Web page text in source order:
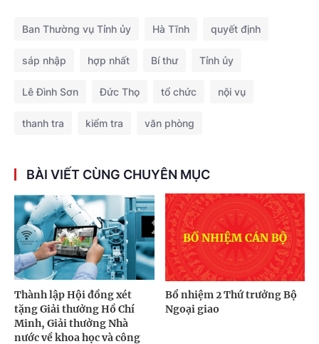
Ban Thường vụ Tỉnh ủy Hà Tĩnh quyết định
sáp nhập hợp nhất Bí thư Tỉnh ủy
Lê Đình Sơn Đức Thọ tổ chức nội vụ
thanh tra kiểm tra văn phòng
BÀI VIẾT CÙNG CHUYÊN MỤC
Thành lập Hội đồng xét
tặng Giải thưởng Hồ Chí
Minh, Giải thưởng Nhà
nước về khoa học và công
Bổ nhiệm 2 Thứ trưởng Bộ
Ngoại giao